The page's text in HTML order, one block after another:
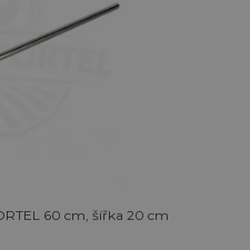
60 cm, šířka 20 cm